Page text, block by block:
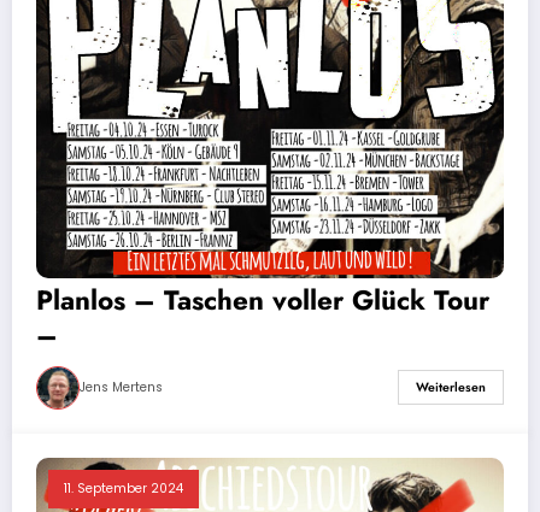
Planlos – Taschen voller Glück Tour
–
Jens Mertens Weiterlesen
11. September 2024